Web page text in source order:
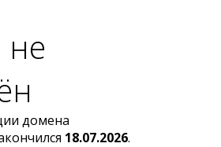
домена
18.07.2026.